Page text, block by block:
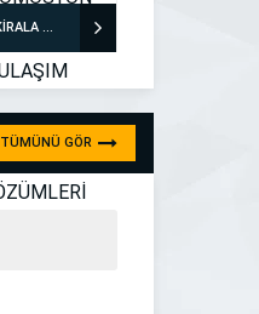
BUSKİRALA ULAŞIM ÇÖZÜMLERİ
TÜMÜNÜ GÖR